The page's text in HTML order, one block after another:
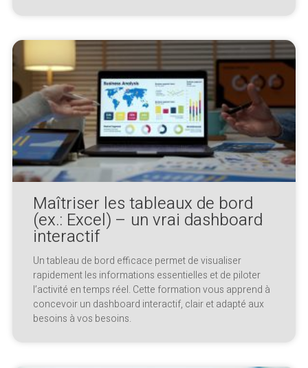
Maîtriser les tableaux de bord
(ex.: Excel) – un vrai dashboard
interactif
Un tableau de bord efficace permet de visualiser
rapidement les informations essentielles et de piloter
l’activité en temps réel. Cette formation vous apprend à
concevoir un dashboard interactif, clair et adapté aux
besoins à vos besoins.